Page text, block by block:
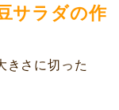
サラダの作
さに切った